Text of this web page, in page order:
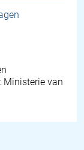
Ministerie van